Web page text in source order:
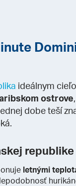
ideálnym
ostrove
dobe teší
republike
letnými